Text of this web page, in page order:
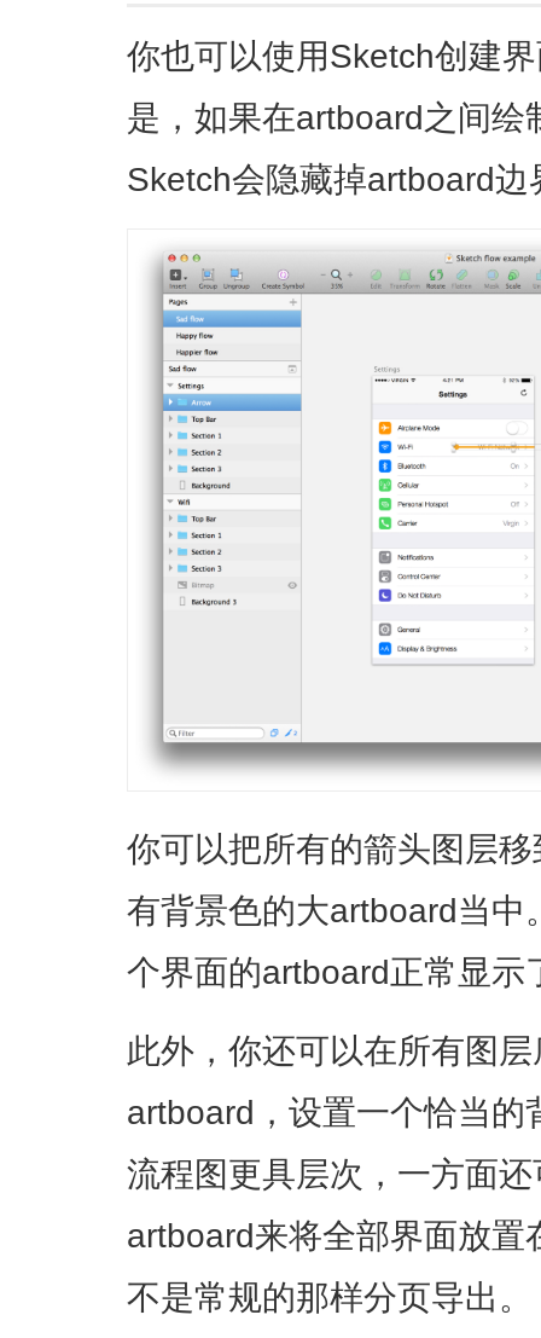
你也可以使用Sketch创建
是，如果在artboard之间绘
Sketch会隐藏掉artboard边
你可以把所有的箭头图层
有背景色的大artboard当中
个界面的artboard正常显示
此外，你还可以在所有图
artboard，设置一个恰当
流程图更具层次，一方面
artboard来将全部界面放
不是常规的那样分页导出。